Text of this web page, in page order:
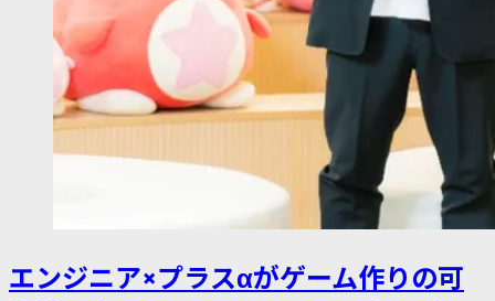
エンジニア×プラスαがゲーム作りの可